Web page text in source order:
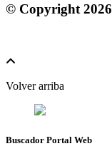
© Copyright 2026
Volver arriba
Buscador Portal Web